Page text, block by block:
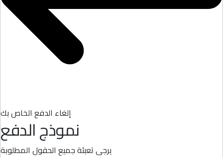
إلغاء الدفع الخاص بك
نموذج الدفع
يرجى تعبئة جميع الحقول المطلوبة